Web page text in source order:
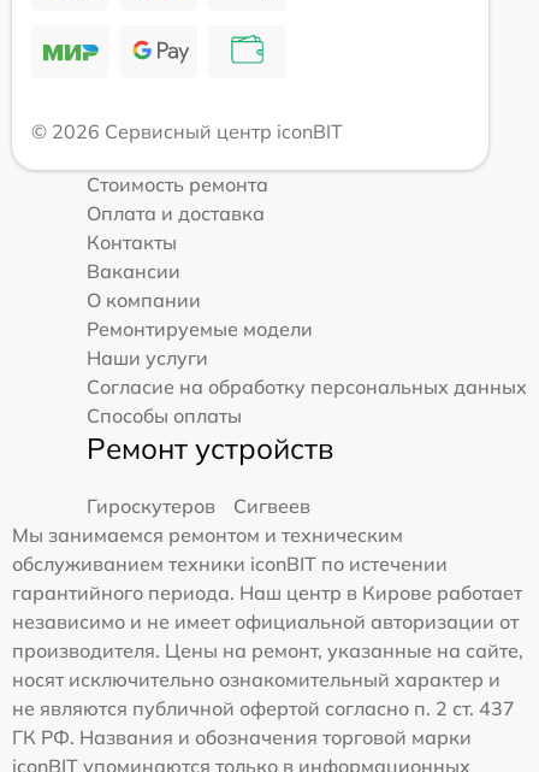
© 2026 Сервисный центр iconBIT
Стоимость ремонта
Оплата и доставка
Контакты
Вакансии
О компании
Ремонтируемые модели
Наши услуги
Согласие на обработку персональных данных
Способы оплаты
Ремонт устройств
Гироскутеров
Сигвеев
Мы занимаемся ремонтом и техническим
обслуживанием техники iconBIT по истечении
гарантийного периода. Наш центр в Кирове работает
независимо и не имеет официальной авторизации от
производителя. Цены на ремонт, указанные на сайте,
носят исключительно ознакомительный характер и
не являются публичной офертой согласно п. 2 ст. 437
ГК РФ. Названия и обозначения торговой марки
iconBIT упоминаются только в информационных